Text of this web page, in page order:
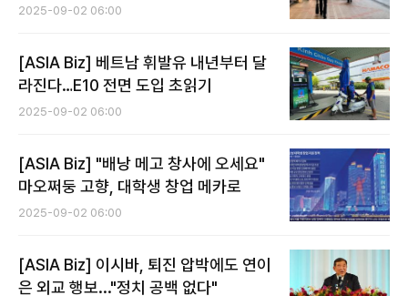
2025-09-02 06:00
[ASIA Biz] 베트남 휘발유 내년부터 달
라진다…E10 전면 도입 초읽기
2025-09-02 06:00
[ASIA Biz] "배낭 메고 창사에 오세요"
마오쩌둥 고향, 대학생 창업 메카로
2025-09-02 06:00
[ASIA Biz] 이시바, 퇴진 압박에도 연이
은 외교 행보..."정치 공백 없다"